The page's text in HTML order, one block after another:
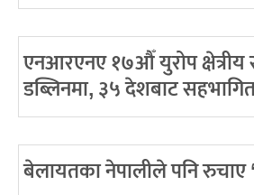
एनआरएनए १७औँ युरोप
डब्लिनमा, ३५ देशबाट
बेलायतका नेपालीले पनि रुचाए